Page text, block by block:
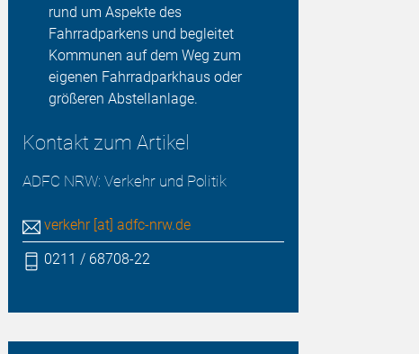
rund um Aspekte des
Fahrradparkens und begleitet
Kommunen auf dem Weg zum
eigenen Fahrradparkhaus oder
größeren Abstellanlage.
Kontakt zum Artikel
ADFC NRW: Verkehr und Politik
verkehr [at] adfc-nrw.de
0211 / 68708-22